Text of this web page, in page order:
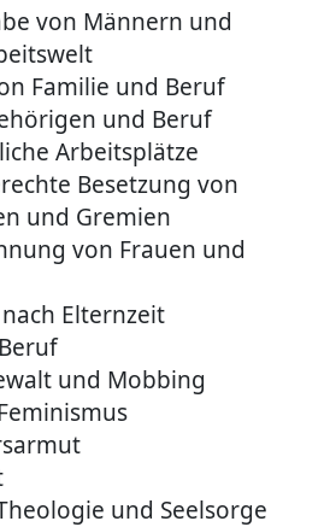
von Männern und
Familie und Beruf
und Beruf
Arbeitsplätze
Besetzung von
und Gremien
von Frauen und
Elternzeit
und Mobbing
und Seelsorge